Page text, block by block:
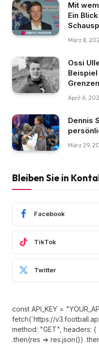
Mit
Ein
März 8,
Ossi
Grenzen
April 6,
Dennis
März 29,
Bleiben Sie in
Facebook
TikTok
Twitter
const API_KEY =
fetch(`https://
method: "GET", headers:
.then(res => res.json())